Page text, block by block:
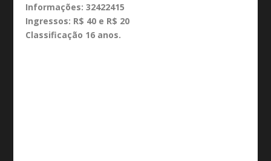
Informações: 32422415
Ingressos: R$ 40 e R$ 20
Classificação 16 anos.